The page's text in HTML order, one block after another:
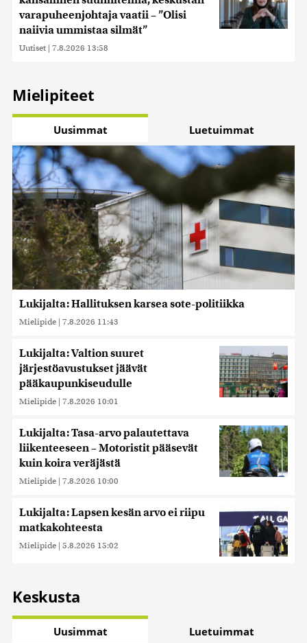
varapuheenjohtaja vaatii – ”Olisi
naiivia ummistaa silmät”
Uutiset | 7.8.2026 13:58
Mielipiteet
Uusimmat Luetuimmat
Lukijalta: Hallituksen karsea sote-politiikka
Mielipide | 7.8.2026 11:43
Lukijalta: Valtion suuret
järjestöavustukset jäävät
pääkaupunkiseudulle
Mielipide | 7.8.2026 10:01
Lukijalta: Tasa-arvo palautettava
liikenteeseen – Motoristit pääsevät
kuin koira veräjästä
Mielipide | 7.8.2026 10:00
Lukijalta: Lapsen kesän arvo ei riipu
matkakohteesta
Mielipide | 5.8.2026 15:02
Keskusta
Uusimmat Luetuimmat